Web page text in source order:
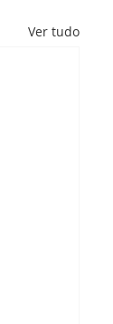
Ver tudo